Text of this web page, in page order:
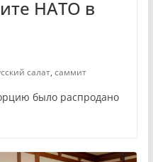
НАТО в
салат, саммит
было распродано